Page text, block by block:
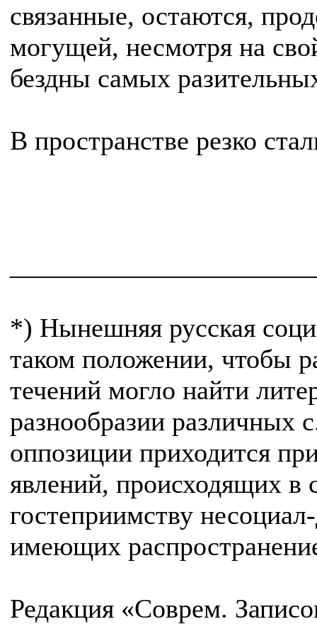
связанные, остаются,
могущей, несмотря на
бездны самых
В пространстве резко
*) Нынешняя русская
таком положении, чтобы
течений могло найти
разнообразии различных
оппозиции приходится
явлений, происходящих в
гостеприимству
имеющих
Редакция «Соврем.